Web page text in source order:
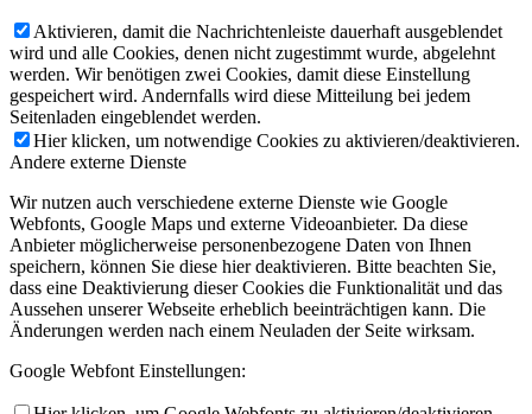
Aktivieren, damit die Nachrichtenleiste dauerhaft ausgeblendet
wird und alle Cookies, denen nicht zugestimmt wurde, abgelehnt
werden. Wir benötigen zwei Cookies, damit diese Einstellung
gespeichert wird. Andernfalls wird diese Mitteilung bei jedem
Seitenladen eingeblendet werden.
Hier klicken, um notwendige Cookies zu aktivieren/deaktivieren.
Andere externe Dienste
Wir nutzen auch verschiedene externe Dienste wie Google
Webfonts, Google Maps und externe Videoanbieter. Da diese
Anbieter möglicherweise personenbezogene Daten von Ihnen
speichern, können Sie diese hier deaktivieren. Bitte beachten Sie,
dass eine Deaktivierung dieser Cookies die Funktionalität und das
Aussehen unserer Webseite erheblich beeinträchtigen kann. Die
Änderungen werden nach einem Neuladen der Seite wirksam.
Google Webfont Einstellungen: